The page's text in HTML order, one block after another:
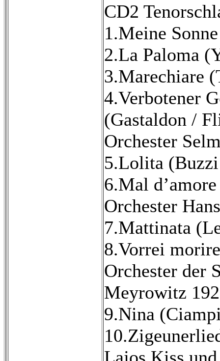
CD2
1.Meine
2.La Paloma
3.Marechiare
4.Verbotener
(Gastaldon /
Orchester
5.Lolita
6.Mal
Orchester
7.Mattinata
8.Vorrei
Orchester der
Meyrowitz
9.Nina